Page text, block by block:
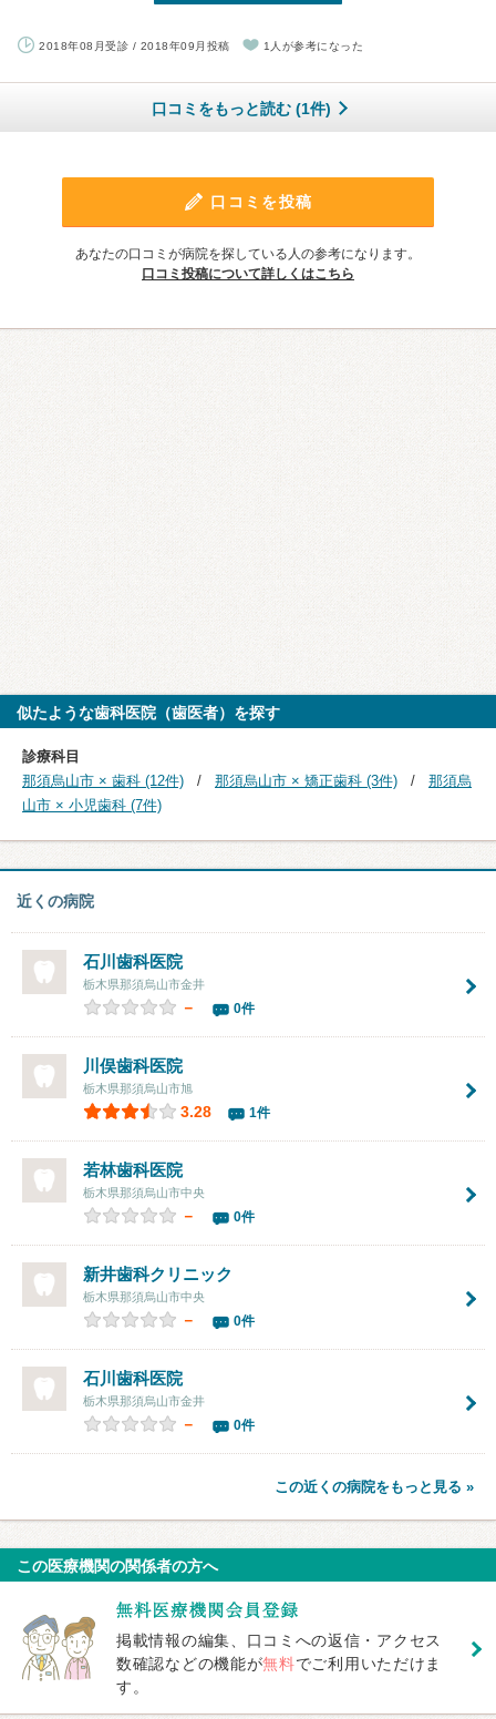
2018年08月受診 / 2018年09月投稿 1人が参考になった
口コミをもっと読む (1件)
口コミを投稿
あなたの口コミが病院を探している人の参考になります。
口コミ投稿について詳しくはこちら
似たような歯科医院（歯医者）を探す
診療科目
那須烏山市 × 歯科 (12件)
那須烏山市 × 矯正歯科 (3件)
那須烏
山市 × 小児歯科 (7件)
近くの病院
石川歯科医院
栃木県那須烏山市金井
－ 0件
川俣歯科医院
栃木県那須烏山市旭
3.28 1件
若林歯科医院
栃木県那須烏山市中央
－ 0件
新井歯科クリニック
栃木県那須烏山市中央
－ 0件
石川歯科医院
栃木県那須烏山市金井
－ 0件
この近くの病院をもっと見る »
この医療機関の関係者の方へ
掲載情報の編集、口コミへの返信・アクセス
数確認などの機能が無料でご利用いただけま
す。